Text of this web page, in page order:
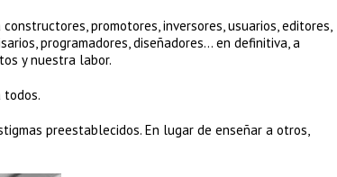
promotores, inversores, usuarios, editores,
programadores, diseñadores… en definitiva, a
y nuestra labor.
todos.
preestablecidos. En lugar de enseñar a otros,